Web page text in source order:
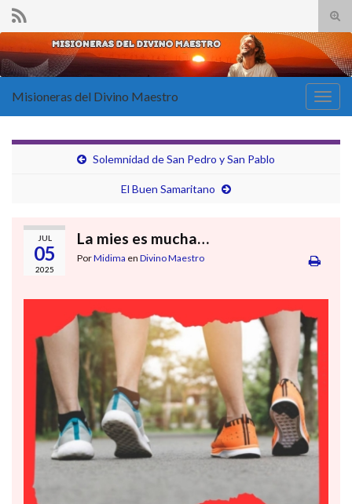
el
de
Search for:
la
Misioneras del Divino Maestro
Solemnidad de San Pedro y San Pablo
El Buen Samaritano
JUL
05
2025
La mies es mucha…
PorMidima en Divino Maestro